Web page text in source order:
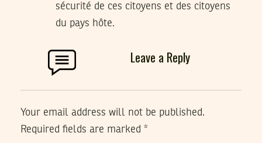
sécurité de ces citoyens et des citoyens
du pays hôte.
Leave a Reply
Your email address will not be published.
Required fields are marked *